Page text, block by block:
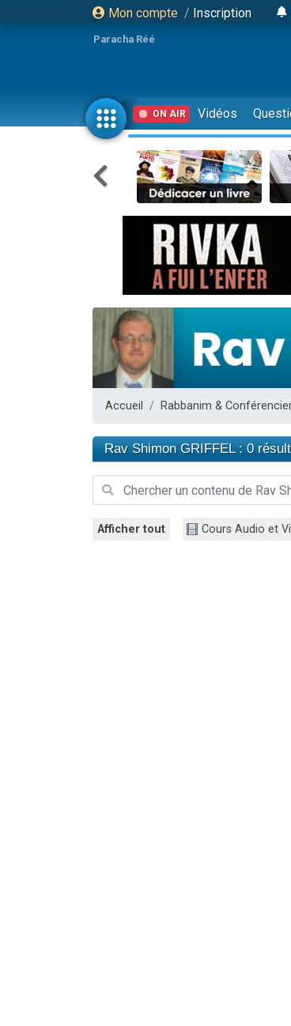
Mon compte / Inscription
Paracha Réé
ON AIR Vidéos
Accueil Rabbanim &
Rav Shimon GRIFFEL : 0
Afficher tout Cours Audio et